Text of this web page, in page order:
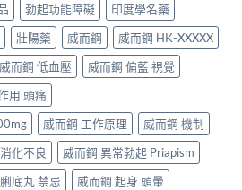
勃起功能障礙
印度學名藥
壯陽藥 威而鋼
威而鋼 HK-XXXXX
威而鋼 低血壓
威而鋼 偏藍 視覺
用 頭痛
威而鋼 工作原理
威而鋼 機制
化不良
威而鋼 異常勃起 Priapism
底丸 禁忌
威而鋼 起身 頭暈